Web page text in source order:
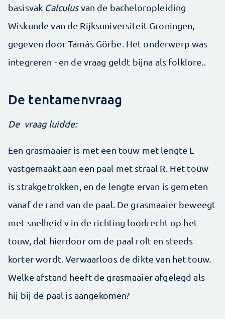
basisvak Calculusvan de bacheloropleiding
Wiskunde van de Rijksuniversiteit Groningen,
gegeven door Tamás Görbe. Het onderwerp was
integreren - en de vraag geldt bijna als folklore..
De tentamenvraag
De vraag luidde:
Een grasmaaier is met een touw met lengte L
vastgemaakt aan een paal met straal R. Het touw
is strakgetrokken, en de lengte ervan is gemeten
vanaf de rand van de paal. De grasmaaier beweegt
met snelheid v in de richting loodrecht op het
touw, dat hierdoor om de paal rolt en steeds
korter wordt. Verwaarloos de dikte van het touw.
Welke afstand heeft de grasmaaier afgelegd als
hij bij de paal is aangekomen?